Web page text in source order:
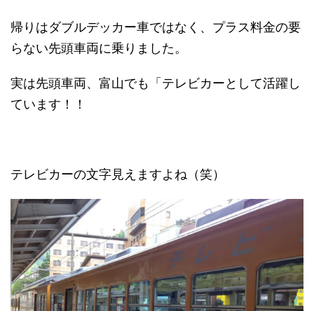
帰りはダブルデッカー車ではなく、プラス料金の要
らない先頭車両に乗りました。
実は先頭車両、富山でも「テレビカーとして活躍し
ています！！
テレビカーの文字見えますよね（笑）